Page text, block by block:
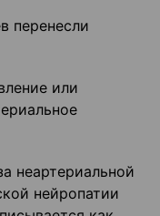
перенесли
или
неартериальной
нейропатии